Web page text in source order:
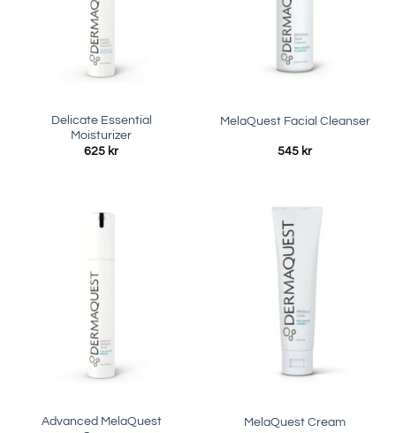
Delicate Essential
Moisturizer
625 kr
MelaQuest Facial Cleanser
545 kr
Advanced MelaQuest
MelaQuest Cream